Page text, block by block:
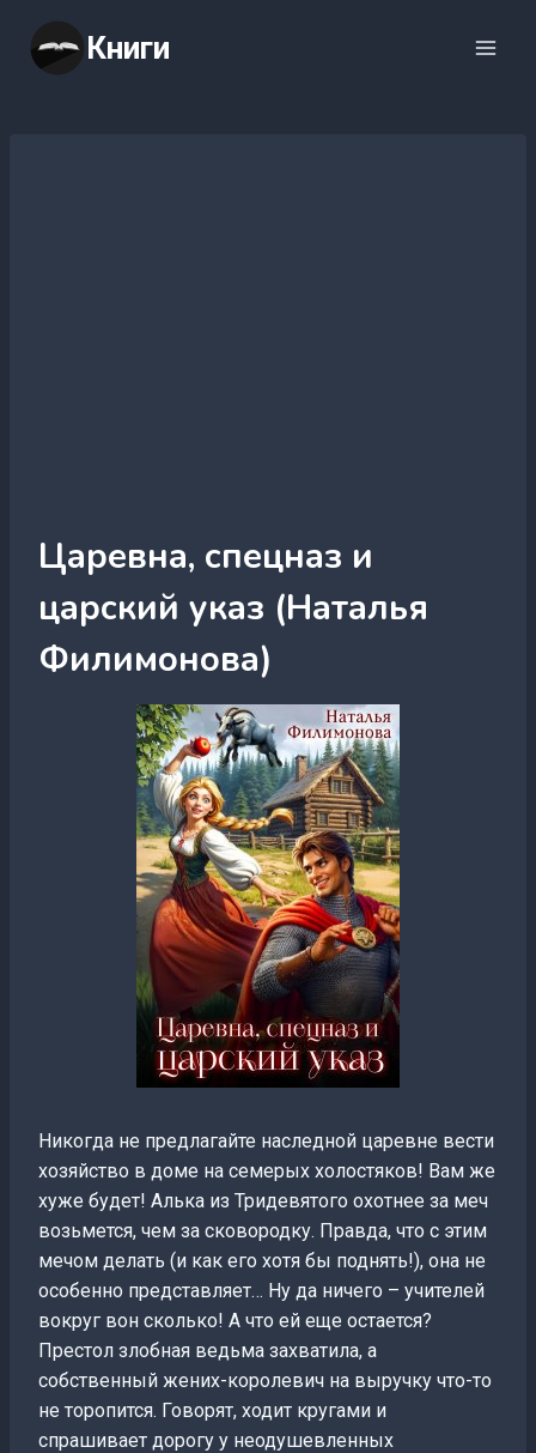
содержимому
Книги
Царевна, спецназ и
царский указ (Наталья
Филимонова)
Никогда не предлагайте наследной царевне вести
хозяйство в доме на семерых холостяков! Вам же
хуже будет! Алька из Тридевятого охотнее за меч
возьмется, чем за сковородку. Правда, что с этим
мечом делать (и как его хотя бы поднять!), она не
особенно представляет… Ну да ничего – учителей
вокруг вон сколько! А что ей еще остается?
Престол злобная ведьма захватила, а
собственный жених-королевич на выручку что-то
не торопится. Говорят, ходит кругами и
спрашивает дорогу у неодушевленных